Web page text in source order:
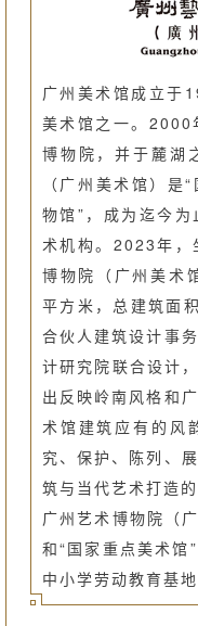
广州美术馆成立于
美术馆之一。2000
博物院，并于麓湖
（广州美术馆）是
物馆”，成为迄今
术机构。2023年，
博物院（广州美术
平方米，总建筑面
合伙人建筑设计事
计研究院联合设计
出反映岭南风格和
术馆建筑应有的风
究、保护、陈列、
筑与当代艺术打造
广州艺术博物院（
和“国家重点美术馆
中小学劳动教育基